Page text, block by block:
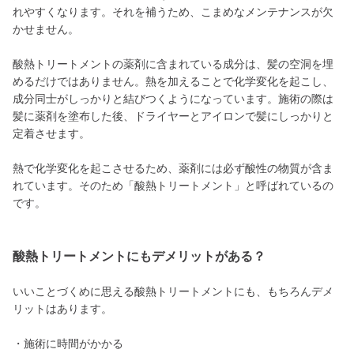
れやすくなります。それを補うため、こまめなメンテナンスが欠
かせません。
酸熱トリートメントの薬剤に含まれている成分は、髪の空洞を埋
めるだけではありません。熱を加えることで化学変化を起こし、
成分同士がしっかりと結びつくようになっています。施術の際は
髪に薬剤を塗布した後、ドライヤーとアイロンで髪にしっかりと
定着させます。
熱で化学変化を起こさせるため、薬剤には必ず酸性の物質が含ま
れています。そのため「酸熱トリートメント」と呼ばれているの
です。
酸熱トリートメントにもデメリットがある？
いいことづくめに思える酸熱トリートメントにも、もちろんデメ
リットはあります。
・施術に時間がかかる